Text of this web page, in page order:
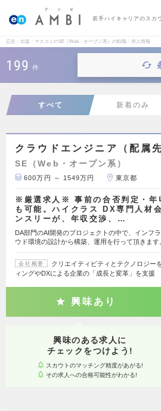
若手ハイキャリアのスカ
広告・出版・マスコミのSE（Web・オープン系）の転職・求人情報
199 件
すべて 新着のみ
クラウドエンジニア（配属
SE（Web・オープン系）
600万円 ～ 1549万円 東京都
※厳選求人※ 事前の合否判定・年
も可能。ハイクラス DX専門人材
ンスリーが、年収交渉、…
DA部門のAI開発のプロジェクトの中で、インフ
ウド環境の設計から構築、運用を行って頂きます
会社概要
クリエイティビティとテクノロジー
ィングやDXによる企業の「成長と変革」を支援
興味あり
興味のある求人に
チェックをつけよう!
スカウトのマッチング精度があがる!
その求人への合格可能性がわかる!